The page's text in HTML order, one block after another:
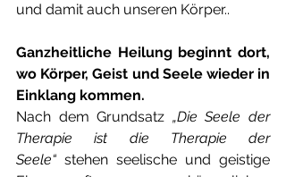
und damit auch unseren Körper..
Ganzheitliche Heilung beginnt dort,
wo Körper, Geist und Seele wieder in
Einklang kommen.
Nach dem Grundsatz „Die Seele der
Therapie ist die Therapie der
Seele“ stehen seelische und geistige